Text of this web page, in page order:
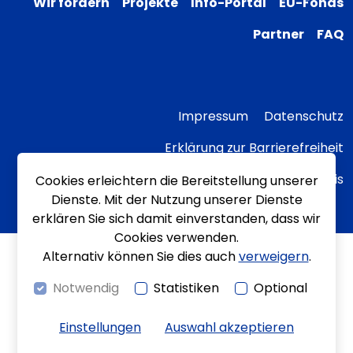
Partner
FAQ
Impressum
Datenschutz
Erklärung zur Barrierefreiheit
Transparenzhinweis
Cookies erleichtern die Bereitstellung unserer
Dienste. Mit der Nutzung unserer Dienste
erklären Sie sich damit einverstanden, dass wir
Cookies verwenden.
Alternativ können Sie dies auchverweigern.
Notwendig
Statistiken Optional
Einstellungen Auswahl akzeptieren